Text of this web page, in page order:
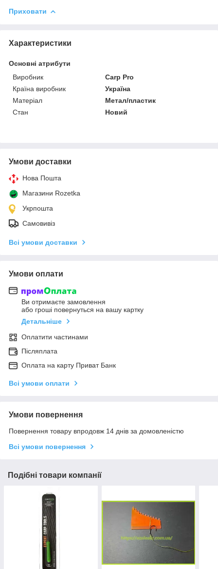
Приховати
Характеристики
Основні атрибути
Виробник
Carp Pro
Країна виробник
Україна
Матеріал
Метал/пластик
Стан
Новий
Умови доставки
Нова Пошта
Магазини Rozetka
Укрпошта
Самовивіз
Всі умови доставки
Умови оплати
Ви отримаєте замовлення
або гроші повернуться на вашу картку
Детальніше
Оплатити частинами
Післяплата
Оплата на карту Приват Банк
Всі умови оплати
Умови повернення
Повернення товару впродовж 14 днів за домовленістю
Всі умови повернення
Подібні товари компанії